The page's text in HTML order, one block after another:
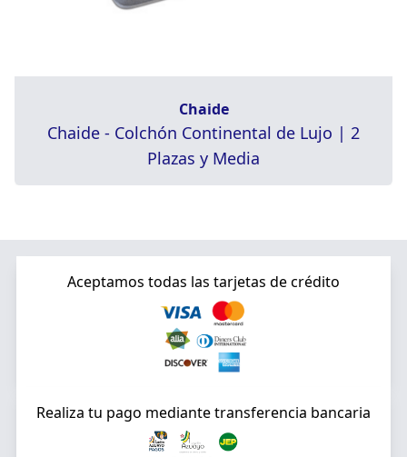
Chaide
Chaide - Colchón Continental de Lujo | 2
Plazas y Media
Aceptamos todas las tarjetas de crédito
Realiza tu pago mediante transferencia bancaria